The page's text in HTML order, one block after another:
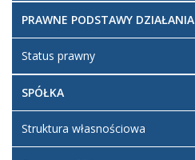
PRAWNE PODSTAWY DZIAŁANIA
Status prawny
SPÓŁKA
Struktura własnościowa